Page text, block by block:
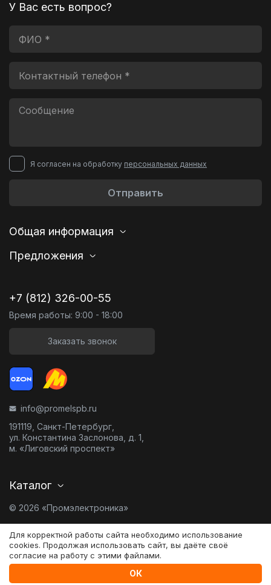
0
У Вас есть вопрос?
Я согласен на обработку персональных данных
Отправить
Общая информация
Предложения
+7 (812) 326-00-55
Время работы: 9:00 - 18:00
Заказать звонок
info@promelspb.ru
191119, Санкт-Петербург,
ул. Константина Заслонова, д. 1,
м. «Лиговский проспект»
Каталог
© 2026 «Промэлектроника»
Карта сайта
Разработано в
Для корректной работы сайта необходимо использование
cookies. Продолжая использовать сайт, вы даёте своё
согласие на работу с этими файлами.
ОК